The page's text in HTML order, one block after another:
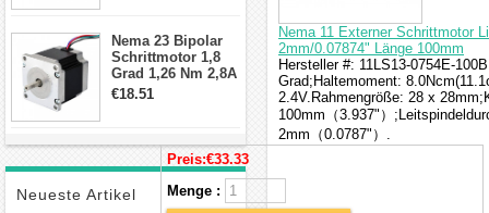
Nema 23 Bipolar
Schrittmotor 1,8
Grad 1,26 Nm 2,8A
2,5V 4 Drähte
€18.51
Neueste Artikel
Nema 11 Externer Schrittmotor
2mm/0.07874" Länge 100mm
Hersteller #: 11LS13-0754E-
Grad;Haltemoment:
2.4V.Rahmengröße: 28 x
100mm（3.937"）
2mm（0.0787"）.
Preis:€33.33
Menge :